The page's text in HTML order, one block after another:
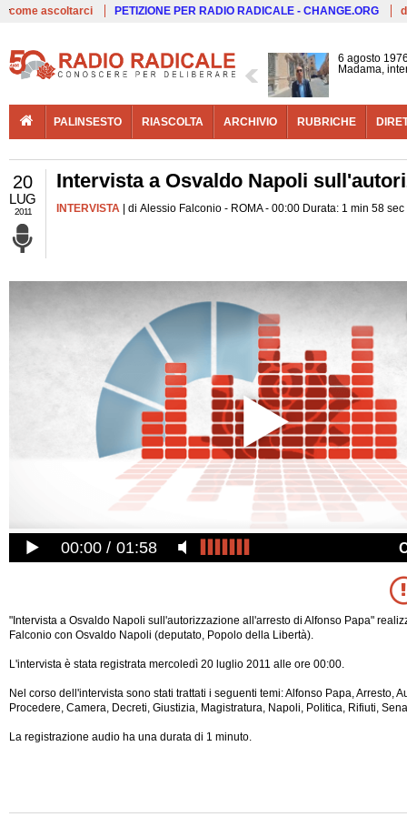
come ascoltarci PETIZIONE PER RADIO RADICALE - CHANGE.ORG
6 agosto
Madama,
PALINSESTO RIASCOLTA ARCHIVIO RUBRICHE
20
LUG
2011
Intervista a Osvaldo Napoli
INTERVISTA | di Alessio Falconio - ROMA - 00:00 Durata: 1 min 58 sec
00:00 01:58
"Intervista a Osvaldo Napoli sull'autorizzazione all'arresto di Alfonso Papa"
Falconio con Osvaldo Napoli (deputato, Popolo della Libertà).
L'intervista è stata registrata mercoledì 20 luglio 2011 alle ore 00:00.
Nel corso dell'intervista sono stati trattati i seguenti temi: Alfonso Papa, Arresto,
Procedere, Camera, Decreti, Giustizia, Magistratura, Napoli, Politica, Rifiuti,
La registrazione audio ha una durata di 1 minuto.